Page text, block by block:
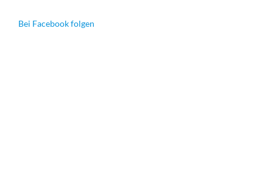
Bei Facebook folgen